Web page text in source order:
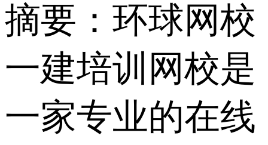
摘要： 环球网校
一建培训网校是
一家专业的在线